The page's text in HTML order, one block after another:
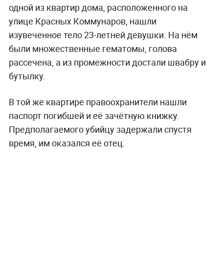
одной из квартир дома, расположенного на
улице Красных Коммунаров, нашли
изувеченное тело 23-летней девушки. На нём
были множественные гематомы, голова
рассечена, а из промежности достали швабру и
бутылку.
В той же квартире правоохранители нашли
паспорт погибшей и её зачётную книжку.
Предполагаемого убийцу задержали спустя
время, им оказался её отец.